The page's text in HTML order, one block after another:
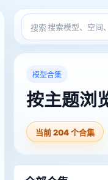
搜索
模型合集
按主题浏
当前 204 个合集